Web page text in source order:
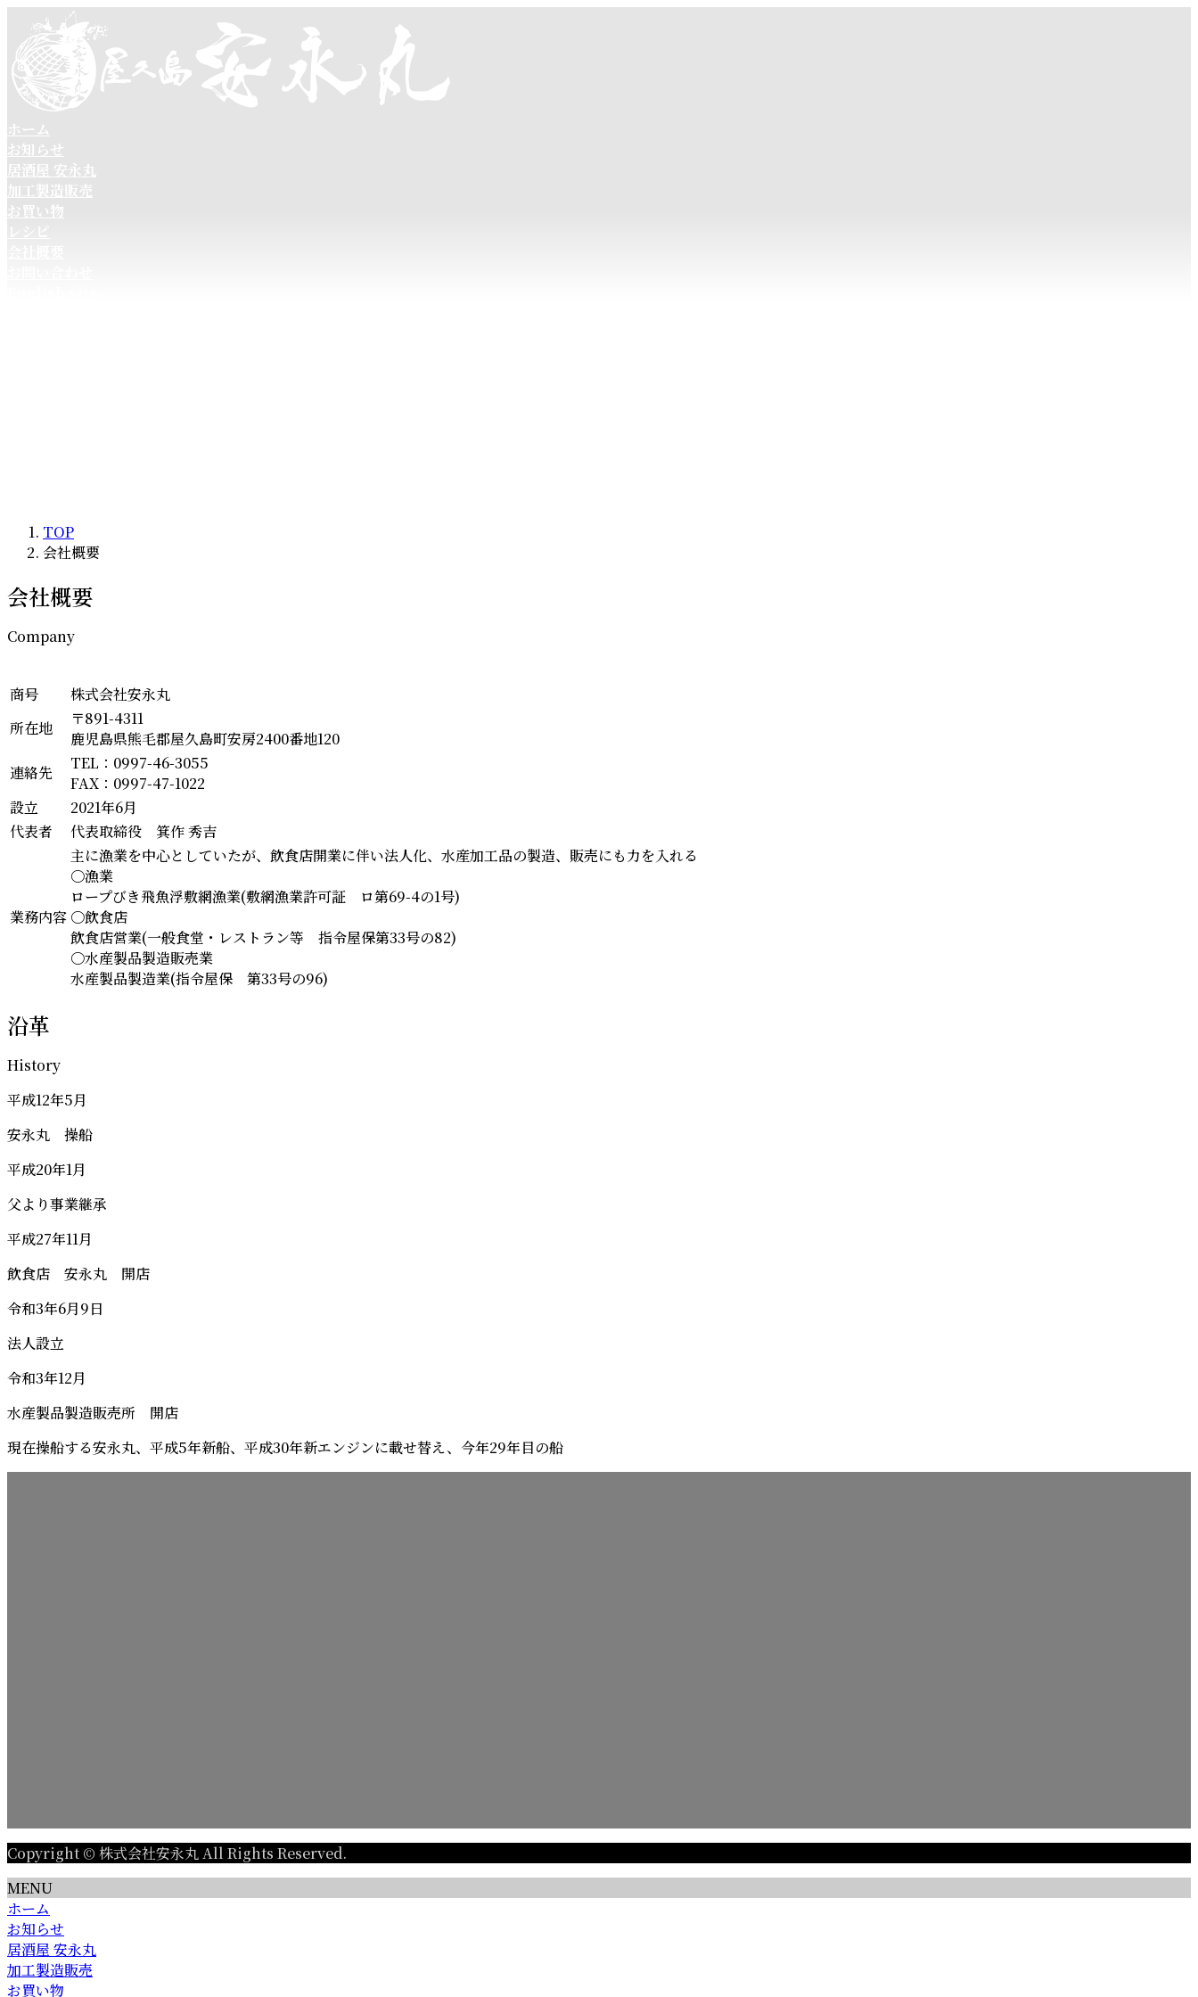
テ
ン
ツ
へ
ス
キ
ッ
プ
ゲ
ー
シ
ョ
ン
に
移
動
ホーム
お知らせ
居酒屋 安永丸
加工製造販売
お買い物
TOP
会社概要
会社概要
Company
商号
株式会社安永丸
所在地
〒891-4311
鹿児島県熊毛郡屋久島町安房2400番地120
連絡先
TEL：0997-46-3055
FAX：0997-47-1022
設立
2021年6月
代表者
代表取締役 箕作 秀吉
業務内容
主に漁業を中心としていたが、飲食店開業に伴い法人化、水産加工品の製造、販売にも力を入れる
〇漁業
ロープびき飛魚浮敷網漁業(敷網漁業許可証 ロ第69-4の1号)
〇飲食店
飲食店営業(一般食堂・レストラン等 指令屋保第33号の82)
〇水産製品製造販売業
水産製品製造業(指令屋保 第33号の96)
沿革
History
平成12年5月
安永丸 操船
平成20年1月
父より事業継承
平成27年11月
飲食店 安永丸 開店
令和3年6月9日
法人設立
令和3年12月
水産製品製造販売所 開店
現在操船する安永丸、平成5年新船、平成30年新エンジンに載せ替え、今年29年目の船
Copyright © 株式会社安永丸 All Rights Reserved.
MENU
ホーム
お知らせ
居酒屋 安永丸
加工製造販売
お買い物